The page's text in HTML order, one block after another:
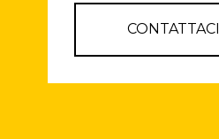
CONTATTACI